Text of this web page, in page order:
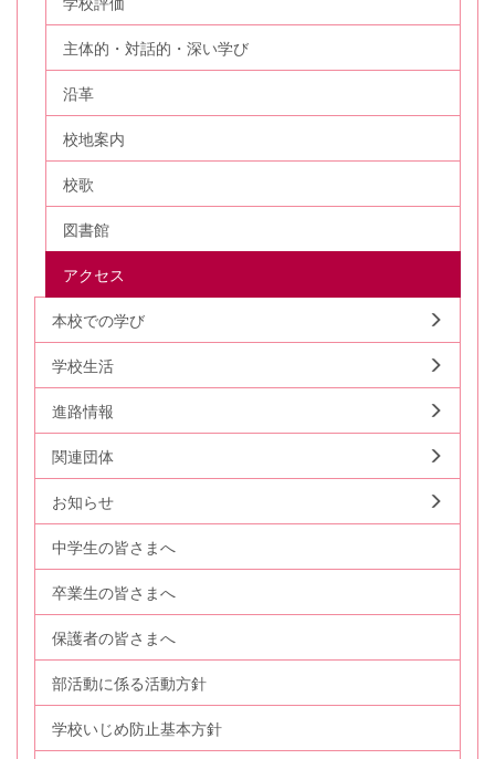
主体的・対話的・深い学び
沿革
校地案内
校歌
図書館
アクセス
本校での学び
学校生活
進路情報
関連団体
お知らせ
中学生の皆さまへ
卒業生の皆さまへ
保護者の皆さまへ
部活動に係る活動方針
学校いじめ防止基本方針